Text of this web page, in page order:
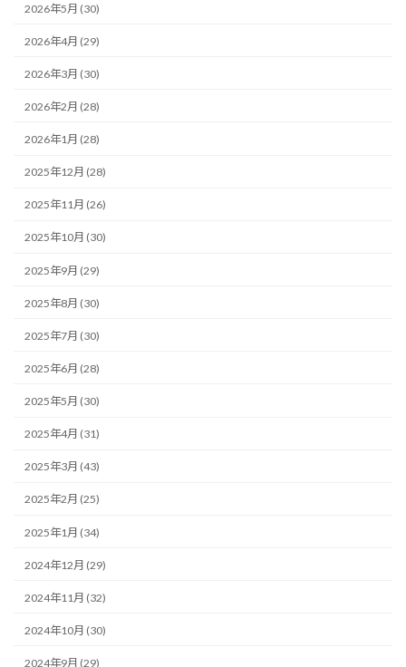
2026年5月 (30)
2026年4月 (29)
2026年3月 (30)
2026年2月 (28)
2026年1月 (28)
2025年12月 (28)
2025年11月 (26)
2025年10月 (30)
2025年9月 (29)
2025年8月 (30)
2025年7月 (30)
2025年6月 (28)
2025年5月 (30)
2025年4月 (31)
2025年3月 (43)
2025年2月 (25)
2025年1月 (34)
2024年12月 (29)
2024年11月 (32)
2024年10月 (30)
2024年9月 (29)